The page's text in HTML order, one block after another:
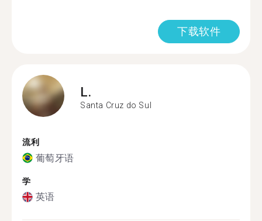
下载软件
L.
Santa Cruz do Sul
流利
葡萄牙语
学
英语